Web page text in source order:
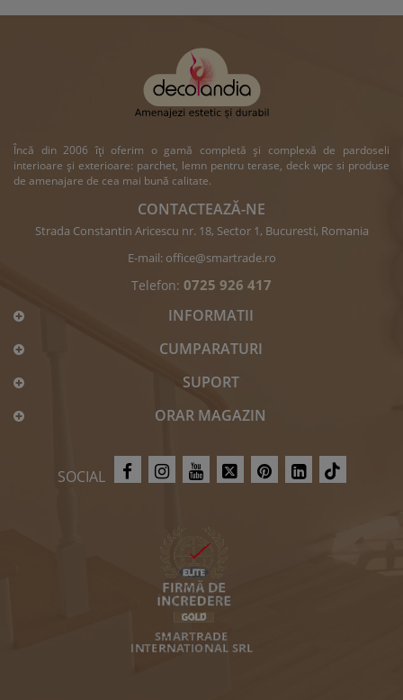
Încă din 2006 îți oferim o gamă completă și complexă de pardoseli
interioare și exterioare: parchet, lemn pentru terase, deck wpc si produse
de amenajare de cea mai bună calitate.
CONTACTEAZĂ-NE
Strada Constantin Aricescu nr. 18, Sector 1, Bucuresti, Romania
E-mail: office@smartrade.ro
Telefon: 0725 926 417
INFORMATII
CUMPARATURI
SUPORT
ORAR MAGAZIN
SOCIAL